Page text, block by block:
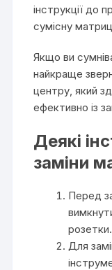
інструкції до
сумісну
Якщо ви
найкраще
центру, який
ефективно із
Деякі
заміни
Перед
розетки.
Для